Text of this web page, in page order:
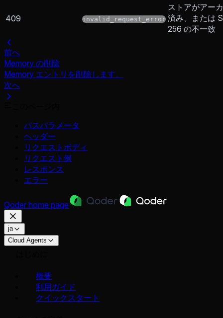
409 invalid_request_error
ストアがアー
済み、または
256 の不一致
前へ
Memory の削除
Memory エントリを削除します。
次へ
パスパラメータ
ヘッダー
リクエストボディ
リクエスト例
レスポンス
エラー
Qoder home page
ja
Cloud Agents
概要
利用ガイド
クイックスタート